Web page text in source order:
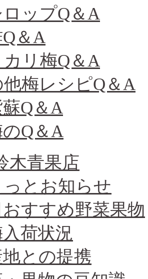
ップQ＆A
＆A
カリ梅Q＆A
他梅レシピQ＆A
Q＆A
Q＆A
木青果店
っとお知らせ
すすめ野菜果物
荷状況
との提携